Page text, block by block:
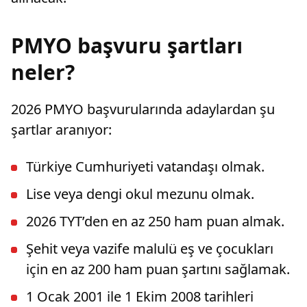
PMYO başvuru şartları
neler?
2026 PMYO başvurularında adaylardan şu
şartlar aranıyor:
Türkiye Cumhuriyeti vatandaşı olmak.
Lise veya dengi okul mezunu olmak.
2026 TYT’den en az 250 ham puan almak.
Şehit veya vazife malulü eş ve çocukları
için en az 200 ham puan şartını sağlamak.
1 Ocak 2001 ile 1 Ekim 2008 tarihleri